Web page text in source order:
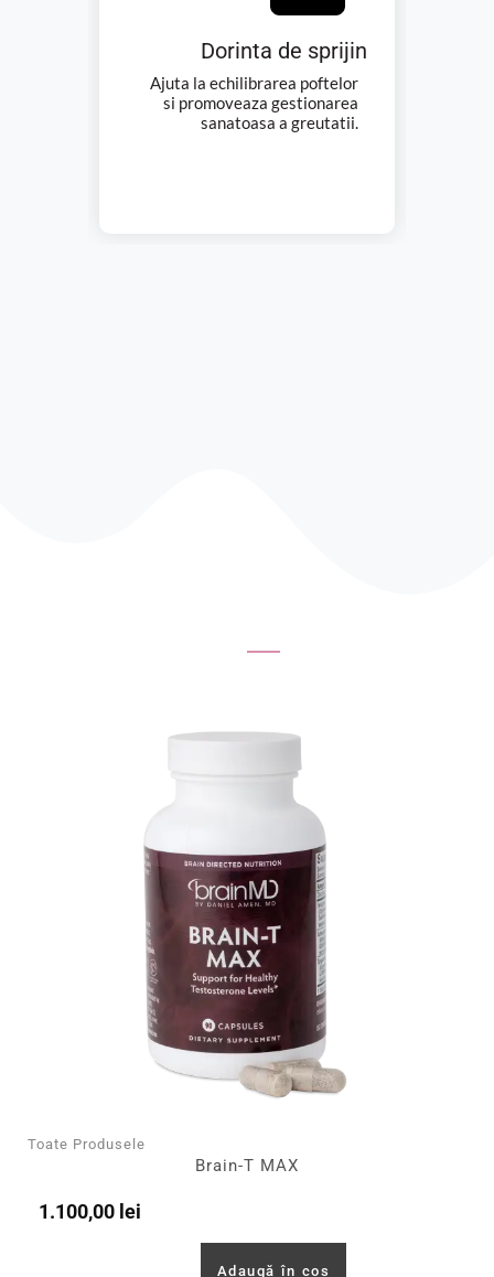
Dorinta de sprijin
Ajuta la echilibrarea poftelor
si promoveaza gestionarea
sanatoasa a greutatii.
Toate Produsele
Brain-T MAX
1.100,00 lei
Adaugă în coș